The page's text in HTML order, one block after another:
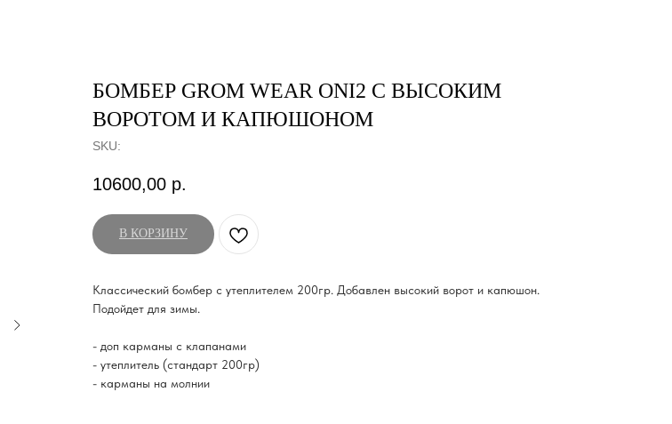
БОМБЕР GROM WEAR ONI2 С ВЫСОКИМ
ВОРОТОМ И КАПЮШОНОМ
SKU:
10600,00 р.
В КОРЗИНУ
Классический бомбер с утеплителем 200гр. Добавлен высокий ворот и капюшон.
Подойдет для зимы.
- доп карманы с клапанами
- утеплитель (стандарт 200гр)
- карманы на молнии